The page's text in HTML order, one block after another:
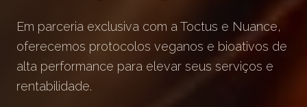
Em parceria exclusiva com a Toctus e Nuance,
oferecemos protocolos veganos e bioativos de
alta performance para elevar seus serviços e
rentabilidade.